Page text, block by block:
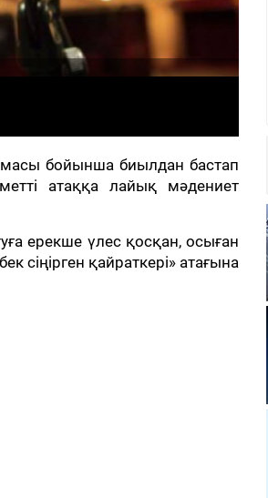
бойынша биылдан бастап
атаққа лайық мәдениет
ерекше үлес қосқан, осыған
сіңірген қайраткері» атағына